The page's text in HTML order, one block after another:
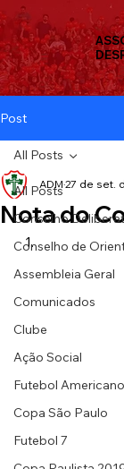
Post
All Posts
Conselho
Conselho de
Assembleia Geral
Comunicados
Clube
Ação Social
Futebol Americano
Copa São Paulo
Futebol 7
All Posts
Nota do
ADM 27 de set.